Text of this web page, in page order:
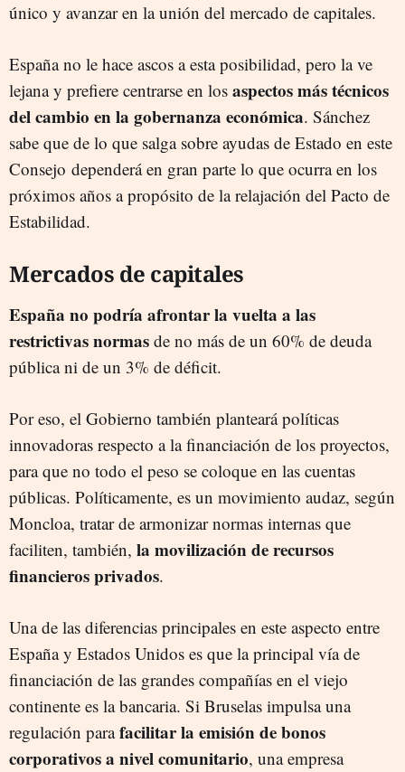
único y avanzar en la unión del mercado de capitales.
España no le hace ascos a esta posibilidad, pero la ve
lejana y prefiere centrarse en los aspectos más técnicos
del cambio en la gobernanza económica. Sánchez
sabe que de lo que salga sobre ayudas de Estado en este
Consejo dependerá en gran parte lo que ocurra en los
próximos años a propósito de la relajación del Pacto de
Estabilidad.
Mercados de capitales
España no podría afrontar la vuelta a las
restrictivas normas de no más de un 60% de deuda
pública ni de un 3% de déficit.
Por eso, el Gobierno también planteará políticas
innovadoras respecto a la financiación de los proyectos,
para que no todo el peso se coloque en las cuentas
públicas. Políticamente, es un movimiento audaz, según
Moncloa, tratar de armonizar normas internas que
faciliten, también, la movilización de recursos
financieros privados.
Una de las diferencias principales en este aspecto entre
España y Estados Unidos es que la principal vía de
financiación de las grandes compañías en el viejo
continente es la bancaria. Si Bruselas impulsa una
regulación parafacilitar la emisión de bonos
corporativos a nivel comunitario, una empresa